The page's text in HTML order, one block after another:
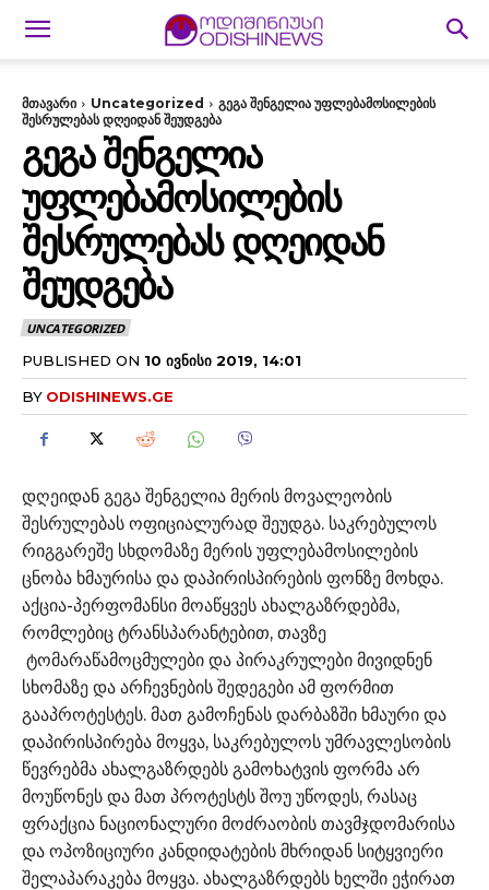
მთავარი Uncategorized
გეგა შენგელია უფლებამოსილების
შესრულებას დღეიდან შეუდგება
ᲒᲔᲒᲐ ᲨᲔᲜᲒᲔᲚᲘᲐ
ᲣᲤᲚᲔᲑᲐᲛᲝᲡᲘᲚᲔᲑᲘᲡ
ᲨᲔᲡᲠᲣᲚᲔᲑᲐᲡ ᲓᲦᲔᲘᲓᲐᲜ
ᲨᲔᲣᲓᲒᲔᲑᲐ
UNCATEGORIZED
PUBLISHED ON 10 ᲘᲕᲜᲘᲡᲘ 2019, 14:01
BY ODISHINEWS.GE
დღეიდან გეგა შენგელია მერის მოვალეობის
შესრულებას ოფიციალურად შეუდგა. საკრებულოს
რიგგარეშე სხდომაზე მერის უფლებამოსილების
ცნობა ხმაურისა და დაპირისპირების ფონზე მოხდა.
აქცია-პერფომანსი მოაწყვეს ახალგაზრდებმა,
რომლებიც ტრანსპარანტებით, თავზე
ტომარაწამოცმულები და პირაკრულები მივიდნენ
სხომაზე და არჩევნების შედეგები ამ ფორმით
გააპროტესტეს. მათ გამოჩენას დარბაზში ხმაური და
დაპირისპირება მოყვა, საკრებულოს უმრავლესობის
წევრებმა ახალგაზრდებს გამოხატვის ფორმა არ
მოუწონეს და მათ პროტესტს შოუ უწოდეს, რასაც
ფრაქცია ნაციონალური მოძრაობის თავმჯდომარისა
და ოპოზიციური კანდიდატების მხრიდან სიტყვიერი
შელაპარაკება მოყვა. ახალგაზრდებს ხელში ეჭირათ